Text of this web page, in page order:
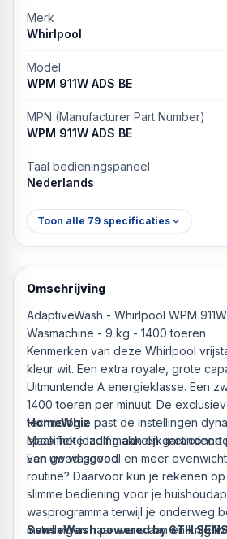
Merk
Whirlpool
Model
WPM 911W ADS BE
MPN (Manufacturer Part Number)
WPM 911W ADS BE
Taal bedieningspaneel
Nederlands
Toon alle 79 specificaties
Omschrijving
AdaptiveWash - Whirlpool WPM 911W
Wasmachine - 9 kg - 1400 toeren
Kenmerken van deze Whirlpool
kleur wit. Een extra royale, grote
Uitmuntende A energieklasse. Een
1400 toeren per minuut. De
technologie past de instellingen
specifieke lading aan en
van uw wasgoed.
HomeWhiz
Maak het jezelf makkelijk met
Een goed gevoel en meer
routine? Daarvoor kun je rekenen
slimme bediening voor je
wasprogramma terwijl je onderweg
instellingen naar wens aan en krijg
SenseWash powered by 6TH